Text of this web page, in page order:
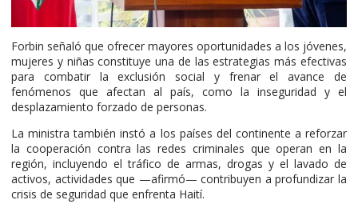
Forbin señaló que ofrecer mayores oportunidades a los jóvenes,
mujeres y niñas constituye una de las estrategias más efectivas
para combatir la exclusión social y frenar el avance de
fenómenos que afectan al país, como la inseguridad y el
desplazamiento forzado de personas.
La ministra también instó a los países del continente a reforzar
la cooperación contra las redes criminales que operan en la
región, incluyendo el tráfico de armas, drogas y el lavado de
activos, actividades que —afirmó— contribuyen a profundizar la
crisis de seguridad que enfrenta Haití.